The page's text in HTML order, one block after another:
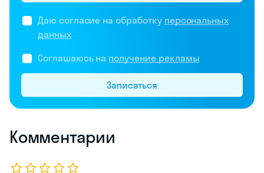
Даю согласие на обработку персональных
данных
Соглашаюсь на получение рекламы
Записаться
Комментарии